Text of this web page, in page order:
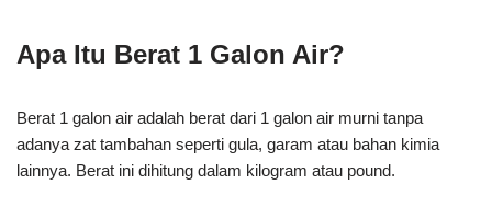
Apa Itu Berat 1 Galon Air?
Berat 1 galon air adalah berat dari 1 galon air murni tanpa
adanya zat tambahan seperti gula, garam atau bahan kimia
lainnya. Berat ini dihitung dalam kilogram atau pound.